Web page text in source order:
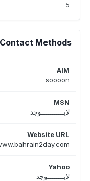
5
Contact Methods
AIM
soooon
MSN
لايـــــــــــوجد
Website URL
Yahoo
لايــــــــوجد